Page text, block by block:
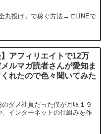
丸投げ」で稼ぐ方法→ □LINEで
】アフィリエイトで12万
ルマガ読者さんが愛知ま
れたので色々聞いてみた
ダメ社員だった僕が月収１９
インターネットの仕組みを作